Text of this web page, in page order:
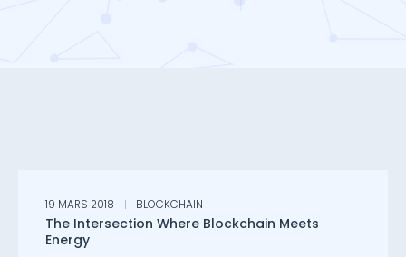
19 MARS 2018 BLOCKCHAIN
The Intersection Where Blockchain Meets
Energy